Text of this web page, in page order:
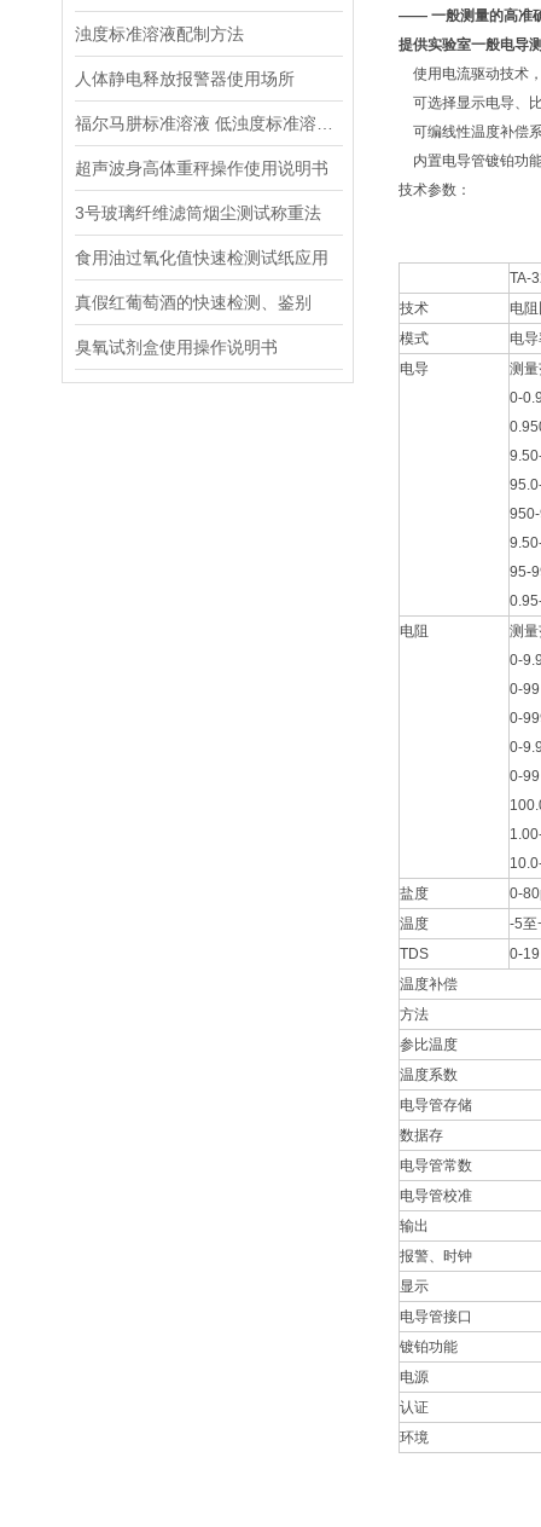
浊度标准溶液配制方法
人体静电释放报警器使用场所
超声波身高体重秤操作使用说明书
3号玻璃纤维滤筒烟尘测试称重法
食用油过氧化值快速检测试纸应用
真假红葡萄酒的快速检测、鉴别
臭氧试剂盒使用操作说明书
—— 一般测量的高准
提供实验室一般电导
使用电流驱动技术
可选择显示电导、
可编线性温度补偿
内置电导管镀铂功
技术参数：
TA-
技术
电
模式
电
电导
测
0-
95-
电阻
测
0-
0-
0-
0-
0-
盐度
0-
温度
-5
TDS
0-
温度补偿
方法
参比温度
温度系数
电导管存储
数据存
电导管常数
电导管校准
输出
报警、时钟
显示
电导管接口
镀铂功能
电源
认证
环境